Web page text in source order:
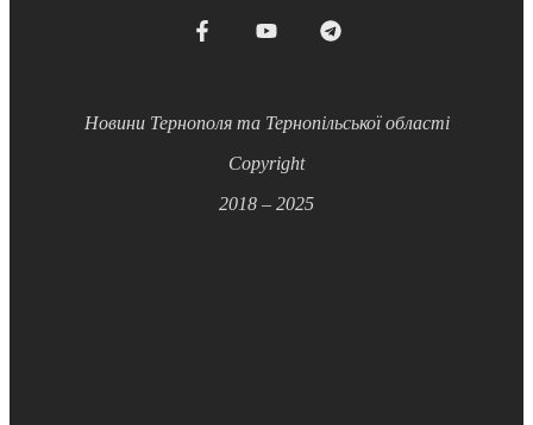
Новини Тернополя та Тернопільської області
Copyright
2018 – 2025